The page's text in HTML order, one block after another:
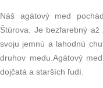
Náš agátový med
Štúrova. Je bezfarebný
svoju jemnú a lahodnú
druhov medu.Agátový
dojčatá a starších ľudí.